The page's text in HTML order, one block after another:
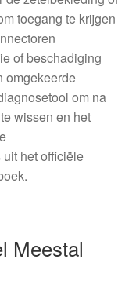
toegang te krijgen
of beschadiging
omgekeerde
om na
wissen en het
het officiële
Meestal